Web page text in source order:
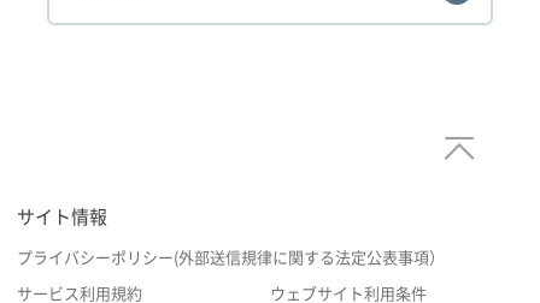
サイト情報
プライバシーポリシー(外部送信規律に関する法定公表事項）
サービス利用規約 ウェブサイト利用条件